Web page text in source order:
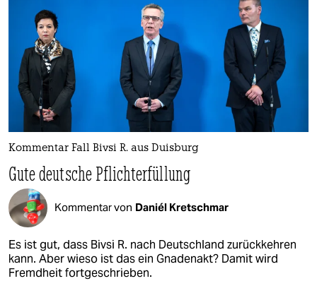
Kommentar Fall Bivsi R. aus Duisburg
Gute deutsche Pflichterfüllung
Kommentar von Daniél Kretschmar
Es ist gut, dass Bivsi R. nach Deutschland zurückkehren
kann. Aber wieso ist das ein Gnadenakt? Damit wird
Fremdheit fortgeschrieben.